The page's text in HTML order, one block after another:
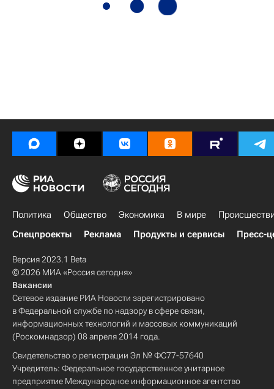
Политика Общество Экономика В мире
Спецпроекты
Реклама Продукты и сервисы Пресс-
Версия 2023.1 Beta
© 2026 МИА «Россия сегодня»
Вакансии
Сетевое издание РИА Новости зарегистрировано
в Федеральной службе по надзору в сфере связи,
информационных технологий и массовых коммуникаций
(Роскомнадзор) 08 апреля 2014 года.
Свидетельство о регистрации Эл № ФС77-57640
Учредитель: Федеральное государственное унитарное
предприятие Международное информационное агентство